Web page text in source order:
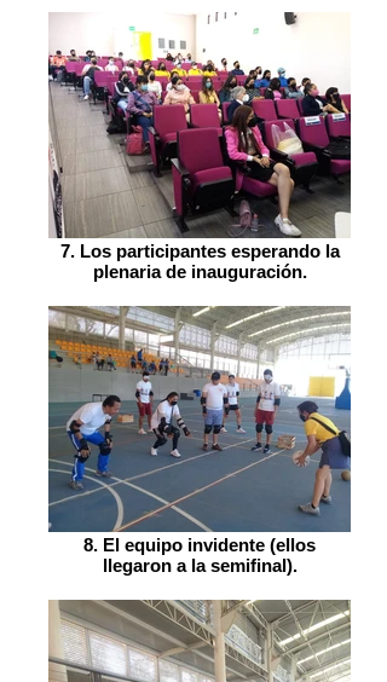
7. Los participantes esperando la
plenaria de inauguración.
8. El equipo invidente (ellos
llegaron a la semifinal).